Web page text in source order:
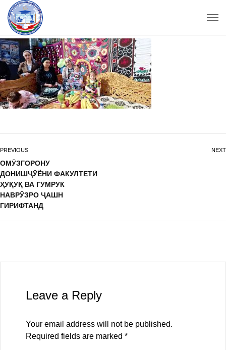
PREVIOUS
ОМӮЗГОРОНУ
ДОНИШҶӮЁНИ ФАКУЛТЕТИ
ҲУҚУҚ ВА ГУМРУК
НАВРӮЗРО ҶАШН
ГИРИФТАНД
NEXT
Leave a Reply
Your email address will not be published.
Required fields are marked *